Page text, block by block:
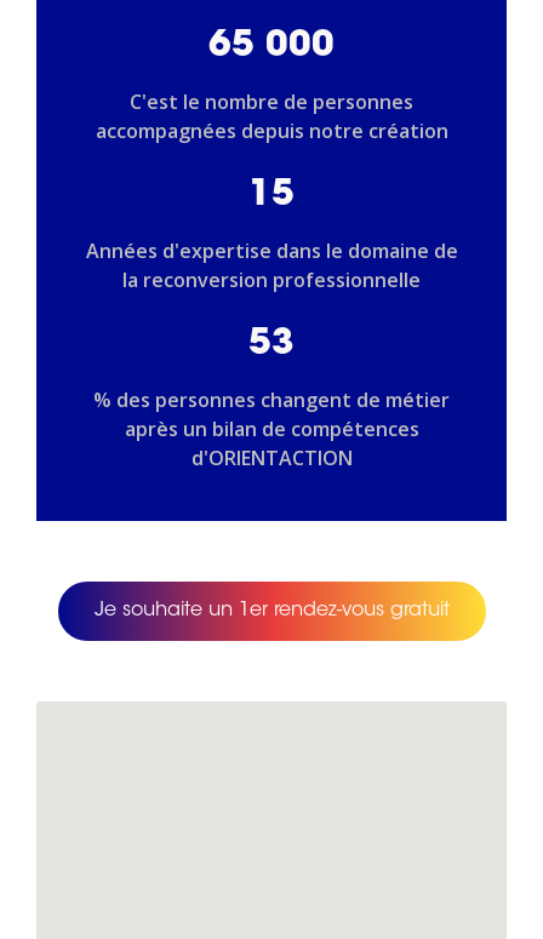
65 000
C'est le nombre de personnes
accompagnées depuis notre création
15
Années d'expertise dans le domaine de
la reconversion professionnelle
53
% des personnes changent de métier
après un bilan de compétences
d'ORIENTACTION
Je souhaite un 1er rendez-vous gratuit